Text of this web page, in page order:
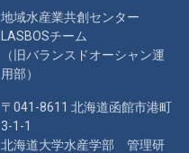
地域水産業共創センター
LASBOSチーム
（旧バランスドオーシャン運
用部）
〒041-8611 北海道函館市港町
3-1-1
北海道大学水産学部 管理研